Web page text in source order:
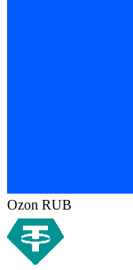
Ozon RUB